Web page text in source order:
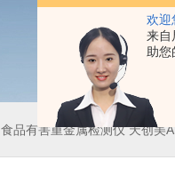
欢迎
来自
助您
食品有害重金属检测仪 天创美